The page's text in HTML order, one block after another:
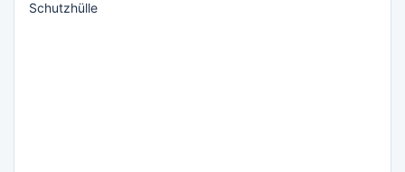
Schutzhülle